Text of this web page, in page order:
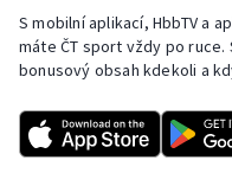
S mobilní aplikací, HbbTV a
máte ČT sport vždy po
bonusový obsah kdekoli a